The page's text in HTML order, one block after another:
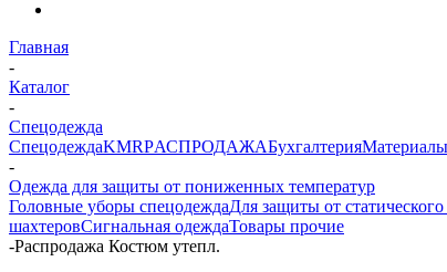
Главная
-
Каталог
-
Спецодежда
СпецодеждаKMRPАСПРОДАЖАБухгалтерия
-
Одежда для защиты от пониженных температур
Головные уборы спецодеждаДля защиты от статического
шахтеровСигнальная одеждаТовары прочие
-Распродажа Костюм утепл.